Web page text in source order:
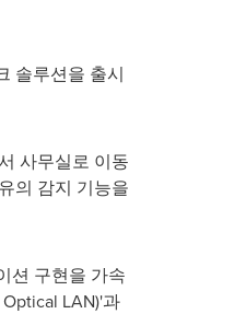
솔루션을 출시
사무실로 이동
의 감지 기능을
션 구현을 가속
LAN)'과